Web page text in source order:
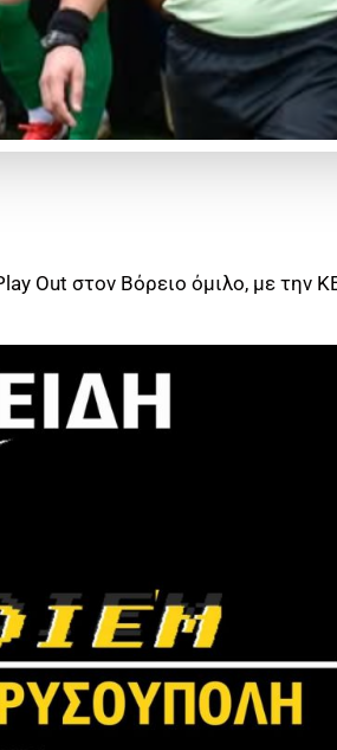
Out στον Βόρειο όμιλο, με την